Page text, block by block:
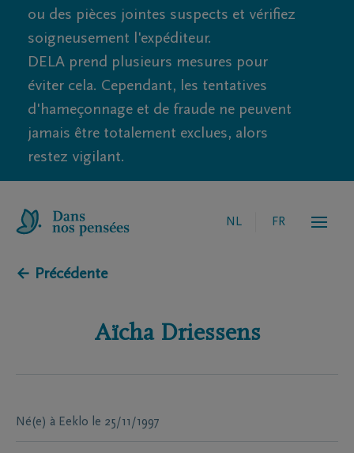
ou des pièces jointes suspects et vérifiez
soigneusement l'expéditeur.
DELA prend plusieurs mesures pour
éviter cela. Cependant, les tentatives
d'hameçonnage et de fraude ne peuvent
jamais être totalement exclues, alors
restez vigilant.
NL FR
← Précédente
Aïcha Driessens
Né(e) à Eeklo le 25/11/1997